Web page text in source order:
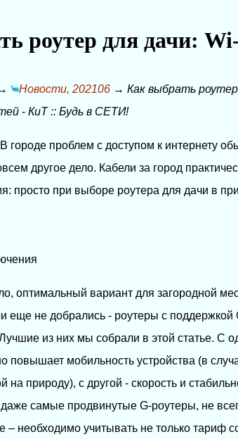
роутер для дачи:
Новости, 202106 →Как выбрать
-КиТ::Будь в СЕТИ!
городе проблем с доступом к интернету
другое дело. Кабели за город
просто при выборе роутера для дачи в
оптимальный вариант для загородной
еще не добрались - роутеры с поддержкой
из них мы собрали в этой статье. С
повышает мобильность устройства (в
на природу), с другой - скорость и
даже самые продвинутые G-роутеры, не
– необходимо учитывать не только тариф